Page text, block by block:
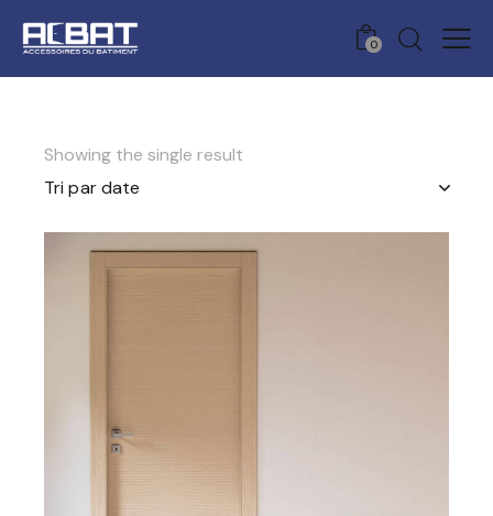
0
Showing the single result